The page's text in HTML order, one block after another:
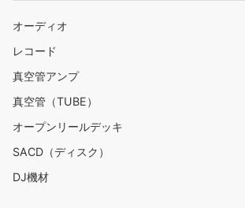
オーディオ
レコード
真空管アンプ
真空管（TUBE）
オープンリールデッキ
SACD（ディスク）
DJ機材